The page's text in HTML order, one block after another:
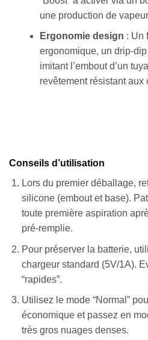
une production de
Ergonomie design : Un
ergonomique, un drip-
imitant l’embout d’un
revêtement résistant aux
Conseils d’utilisation
Lors du premier déballage,
silicone (embout et base).
toute première aspiration
pré-remplie.
Pour préserver la batterie,
chargeur standard (5V/1A).
“rapides”.
Utilisez le mode “Normal”
économique et passez en
très gros nuages denses.